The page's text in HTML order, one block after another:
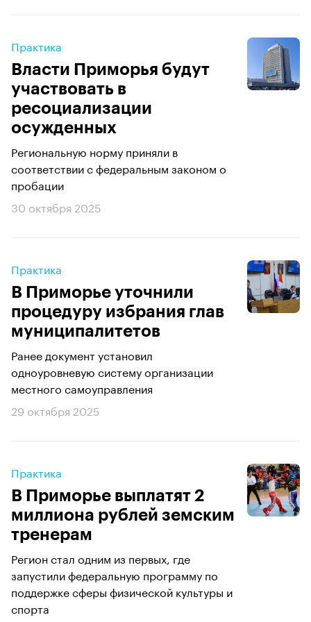
Практика
Власти Приморья будут
участвовать в
ресоциализации
осужденных
Региональную норму приняли в
соответствии с федеральным законом о
пробации
30 октября 2025
Практика
В Приморье уточнили
процедуру избрания глав
муниципалитетов
Ранее документ установил
одноуровневую систему организации
местного самоуправления
29 октября 2025
Практика
В Приморье выплатят 2
миллиона рублей земским
тренерам
Регион стал одним из первых, где
запустили федеральную программу по
поддержке сферы физической культуры и
спорта